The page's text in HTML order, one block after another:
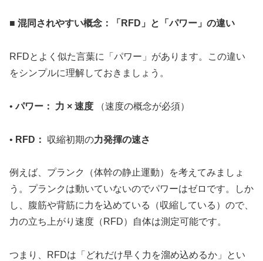
■ 混同されやすい概念：「RFD」と「パワー」の違い
RFDとよく似た言葉に「パワー」があります。この違い
をシンプルに理解しておきましょう。
•パワー： 力 × 速度 （速度の概念が必須）
• RFD： 収縮初期の力発揮の速さ
例えば、プランク（体幹の静止運動）を考えてみましょ
う。プランクは動いていないのでパワーはゼロです。しか
し、腹筋や背筋に力を込めている（収縮している）ので、
力の立ち上がり速度（RFD）自体は測定可能です。
つまり、RFDは「どれだけ早く力を溜め込めるか」とい